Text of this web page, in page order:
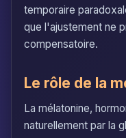
temporaire
que l'ajustement ne
compensatoire.
Le rôle de la
La mélatonine,
naturellement par la